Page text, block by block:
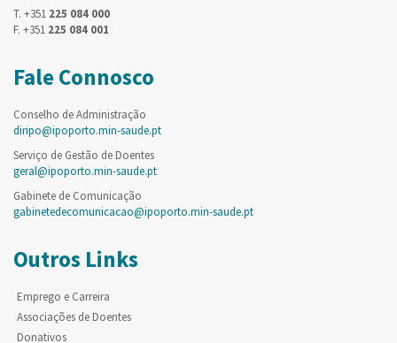
T. +351 225 084 000
F. +351 225 084 001
Fale Connosco
Conselho de Administração
diripo@ipoporto.min-saude.pt
Serviço de Gestão de Doentes
geral@ipoporto.min-saude.pt
Gabinete de Comunicação
gabinetedecomunicacao@ipoporto.min-saude.pt
Outros Links
Emprego e Carreira
Associações de Doentes
Donativos